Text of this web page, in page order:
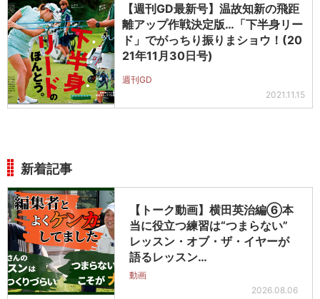
【週刊GD最新号】温故知新の飛距
離アップ作戦決定版…「下半身リー
ド」でがっちり振りまショウ！(20
21年11月30日号)
週刊GD
2021.11.15
新着記事
【トーク動画】横田英治編⑥本
当に役立つ練習は“つまらない”
レッスン・オブ・ザ・イヤーが
語るレッスン…
動画
2026.08.06